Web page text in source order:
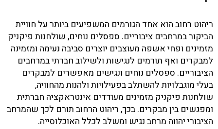
ריהוט רחוב הוא אחד הגורמים המשפיעים ביותר על חוויית
הביקור במרחבים ציבוריים. ספסלים נוחים, שולחנות פיקניק
מזמינים ופחי אשפה מעוצבים יוצרים סביבה נעימה ומזמינה
למבקרים ואף תורמים לנגישות ולשילוב חברתי במרחבים
הציבוריים. ספסלים נוחים ונגישים מאפשרים למבקרים
בעלי מוגבלויות להשתלב בפעילויות ולהנות מהחוויה,
שולחנות פיקניק מזמינים מעודדים אינטראקציה חברתית
ומפגשים בין מבקרים. בכך, ריהוט הרחוב תורם לכך שהמרחב
הציבורי יהווה מרחב נגיש ומשלב לכלל האוכלוסייה.